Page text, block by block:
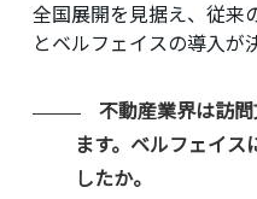
全国展開を見据え、従来
とベルフェイスの導入が
不動産業界は訪
ます。ベルフェイ
したか。